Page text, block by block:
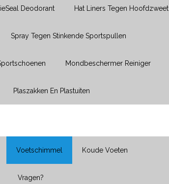
Deodorant Hat Liners Tegen Hoofdzweet
Spray Tegen Stinkende Sportspullen
Mondbeschermer Reiniger
Plaszakken En Plastuiten
Voetschimmel Koude Voeten
Vragen?